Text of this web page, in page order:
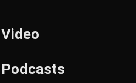
Video
Podcasts